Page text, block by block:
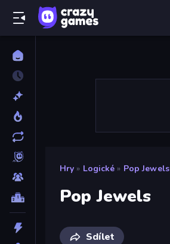
Hry » Logické » Pop Jewels
Pop Jewels
Sdílet